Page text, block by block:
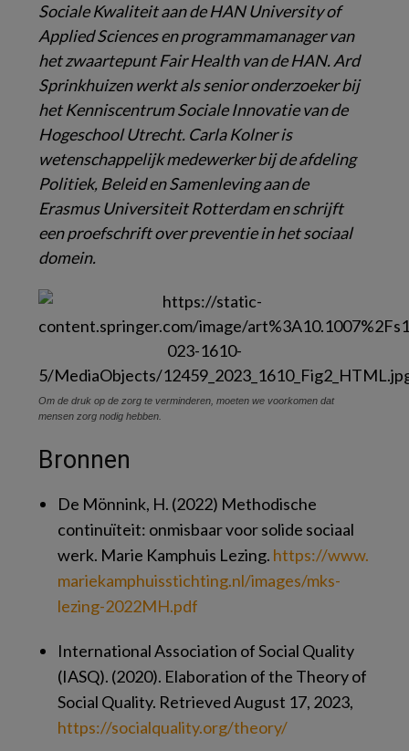
Sociale Kwaliteit aan de HAN University of
Applied Sciences en programmamanager van
het zwaartepunt Fair Health van de HAN. Ard
Sprinkhuizen werkt als senior onderzoeker bij
het Kenniscentrum Sociale Innovatie van de
Hogeschool Utrecht. Carla Kolner is
wetenschappelijk medewerker bij de afdeling
Politiek, Beleid en Samenleving aan de
Erasmus Universiteit Rotterdam en schrijft
een proefschrift over preventie in het sociaal
domein.
Om de druk op de zorg te verminderen, moeten we voorkomen dat
mensen zorg nodig hebben.
Bronnen
De Mönnink, H. (2022) Methodische
continuïteit: onmisbaar voor solide sociaal
werk. Marie Kamphuis Lezing. https://​www.​
mariekamphuissti​chting.​nl/​images/​mks-
lezing-2022MH.​pdf
International Association of Social Quality
(IASQ). (2020). Elaboration of the Theory of
Social Quality. Retrieved August 17, 2023,
https://​socialquality.​org/​theory/​